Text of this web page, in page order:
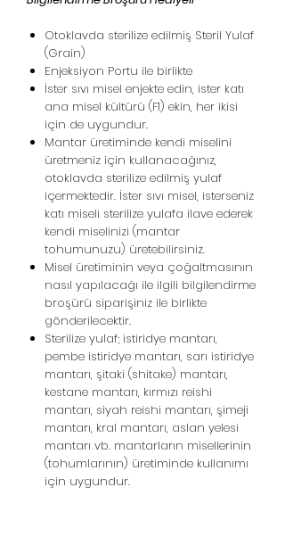
Otoklavda sterilize edilmiş Steril Yulaf
(Grain)
Enjeksiyon Portu ile birlikte
İster sıvı misel enjekte edin, ister katı
ana misel kültürü (F1) ekin, her ikisi
için de uygundur.
Mantar üretiminde kendi miselini
üretmeniz için kullanacağınız,
otoklavda sterilize edilmiş yulaf
içermektedir. İster sıvı misel, isterseniz
katı miseli sterilize yulafa ilave ederek
kendi miselinizi (mantar
tohumunuzu) üretebilirsiniz.
Misel üretiminin veya çoğaltmasının
nasıl yapılacağı ile ilgili bilgilendirme
broşürü siparişiniz ile birlikte
gönderilecektir.
Sterilize yulaf; istiridye mantarı,
pembe istiridye mantarı, sarı istiridye
mantarı, şitaki (shitake) mantarı,
kestane mantarı, kırmızı reishi
mantarı, siyah reishi mantarı, şimeji
mantarı, kral mantarı, aslan yelesi
mantarı vb. mantarların misellerinin
(tohumlarının) üretiminde kullanımı
için uygundur.